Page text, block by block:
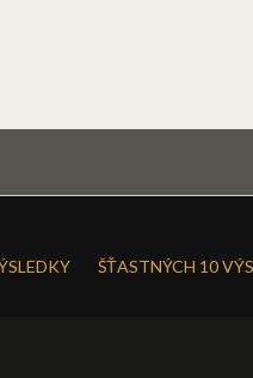
ŠŤASTNÝCH 10